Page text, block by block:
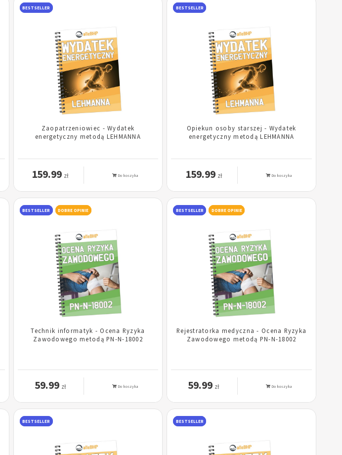
BESTSELLER
Zaopatrzeniowiec - Wydatek
energetyczny metodą LEHMANNA
159.99 zł Do koszyka
BESTSELLER
Opiekun osoby starszej - Wydatek
energetyczny metodą LEHMANNA
159.99 zł Do koszyka
BESTSELLER DOBRE OPINIE
Technik informatyk - Ocena Ryzyka
Zawodowego metodą PN-N-18002
59.99 zł Do koszyka
BESTSELLER DOBRE OPINIE
Rejestratorka medyczna - Ocena Ryzyka
Zawodowego metodą PN-N-18002
59.99 zł Do koszyka
BESTSELLER BESTSELLER